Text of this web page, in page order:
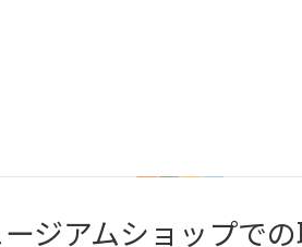
ジアムショップで